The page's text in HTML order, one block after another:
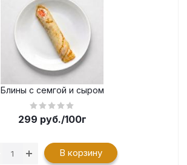
Блины с семгой и сыром
299 руб./100г
В корзину